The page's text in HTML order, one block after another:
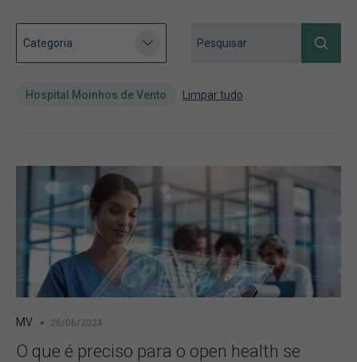
Hospital Moinhos de Vento Limpar tudo
MV 26/06/2024
O que é preciso para o open health se